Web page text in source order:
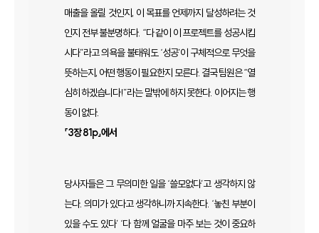
매출을 올릴 것인지, 이 목표를 언제까지 달성하려는 것
인지 전부 불분명하다. “다 같이 이 프로젝트를 성공시킵
시다”라고 의욕을 불태워도 ‘성공’이 구체적으로 무엇을
뜻하는지, 어떤 행동이 필요한지 모른다. 결국 팀원은 “열
심히 하겠습니다!”라는 말밖에 하지 못한다. 이어지는 행
동이 없다.
「3장 81p」에서
당사자들은 그 무의미한 일을 ‘쓸모없다’고 생각하지 않
는다. 의미가 있다고 생각하니까 지속한다. ‘놓친 부분이
있을 수도 있다’ ‘다 함께 얼굴을 마주 보는 것이 중요하